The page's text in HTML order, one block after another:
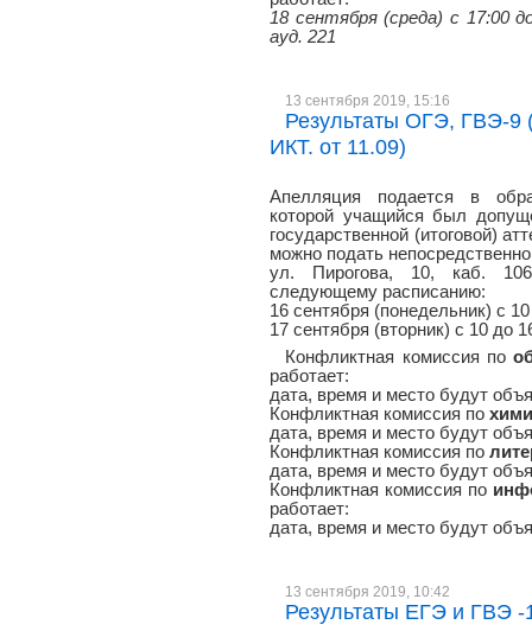
18 сентября (среда) с 17:00
ауд. 221
13 сентября 2019, 15:16
Результаты ОГЭ, ГВЭ-9
ИКТ. от 11.09)
Апелляция подается в
которой учащийся был
государственной (итоговой)
можно подать
ул. Пирогова, 10, каб.
следующему расписанию:
16 сентября (понедельник) с
17 сентября (вторник) с 10 до
Конфликтная комиссия по
работает:
дата, время и место будут
Конфликтная комиссия по
дата, время и место будут
Конфликтная комиссия по
дата, время и место будут
Конфликтная комиссия по
работает:
дата, время и место будут
13 сентября 2019, 10:42
Результаты ЕГЭ и ГВЭ -